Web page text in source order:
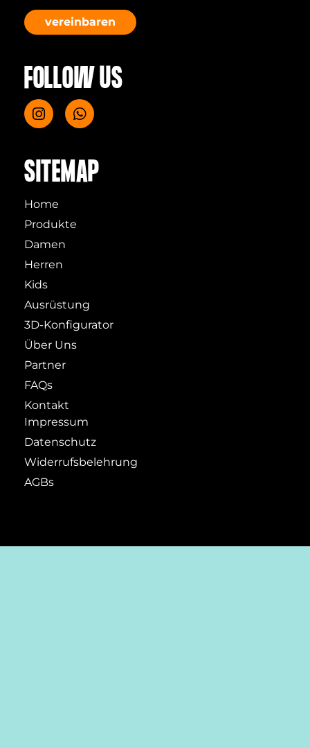
vereinbaren
FOLLOW US
SITEMAP
Home
Produkte
Damen
Herren
Kids
Ausrüstung
3D-Konfigurator
Über Uns
Partner
FAQs
Kontakt
Impressum
Datenschutz
Widerrufsbelehrung
AGBs